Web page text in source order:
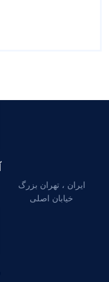
ایران ، تهران بزرگ
خیابان اصلی